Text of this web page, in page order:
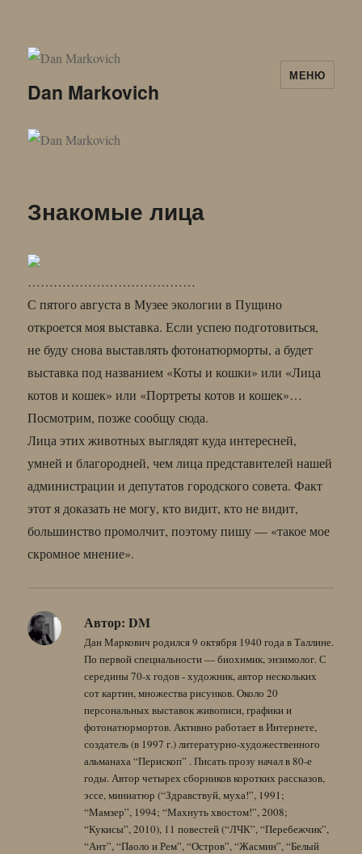
Dan Markovich
МЕНЮ
Знакомые лица
…………………………………
С пятого августа в Музее экологии в Пущино
откроется моя выставка. Если успею подготовиться,
не буду снова выставлять фотонатюрморты, а будет
выставка под названием «Коты и кошки» или «Лица
котов и кошек» или «Портреты котов и кошек»…
Посмотрим, позже сообщу сюда.
Лица этих животных выглядят куда интересней,
умней и благородней, чем лица представителей нашей
администрации и депутатов городского совета. Факт
этот я доказать не могу, кто видит, кто не видит,
большинство промолчит, поэтому пишу — «такое мое
скромное мнение».
Автор: DM
Дан Маркович родился 9 октября 1940 года в Таллине.
По первой специальности — биохимик, энзимолог. С
середины 70-х годов - художник, автор нескольких
сот картин, множества рисунков. Около 20
персональных выставок живописи, графики и
фотонатюрмортов. Активно работает в Интернете,
создатель (в 1997 г.) литературно-художественного
альманаха “Перископ” . Писать прозу начал в 80-е
годы. Автор четырех сборников коротких рассказов,
эссе, миниатюр (“Здравствуй, муха!”, 1991;
“Мамзер”, 1994; “Махнуть хвостом!”, 2008;
“Кукисы”, 2010), 11 повестей (“ЛЧК”, “Перебежчик”,
“Ант”, “Паоло и Рем”, “Остров”, “Жасмин”, “Белый